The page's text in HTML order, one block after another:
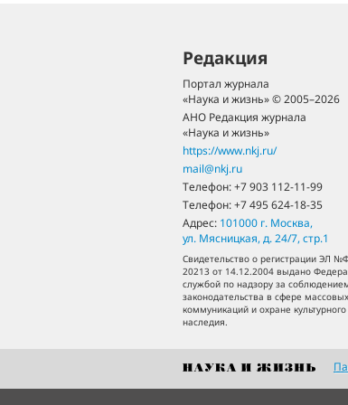
Редакция
Портал журнала
«Наука и жизнь» © 2005–2026
АНО Редакция журнала
«Наука и жизнь»
https://www.nkj.ru/
mail@nkj.ru
Телефон:+7 903 112-11-99
Телефон:+7 495 624-18-35
Адрес: 101000 г. Москва,
ул. Мясницкая, д. 24/7, стр.1
Свидетельство о регистрации ЭЛ
20213 от 14.12.2004 выдано
службой по надзору за
законодательства в сфере массовых
коммуникаций и охране культурного
наследия.